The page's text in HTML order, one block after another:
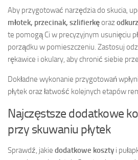
Aby przygotować narzędzia do skucia,
młotek, przecinak, szlifierkęoraz
te pomogą Ci w precyzyjnym usunięciu
porządku w pomieszczeniu. Zastosuj
rękawice i okulary, aby chronić siebie
Dokładne wykonanie przygotowań
płytek oraz łatwość kolejnych etapów
Najczęstsze dodatkowe
przy skuwaniu płytek
Sprawdź, jakie dodatkowe koszty i